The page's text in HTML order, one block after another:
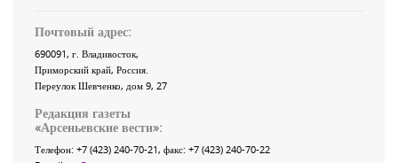
Почтовый адрес:
690091, г. Владивосток,
Приморский край, Россия
Переулок Шевченко, дом 9, 27
Редакция газеты
«Арсеньевские вести»:
Телефон: +7 (423) 240-70-21, факс: +7 (423) 240-70-22